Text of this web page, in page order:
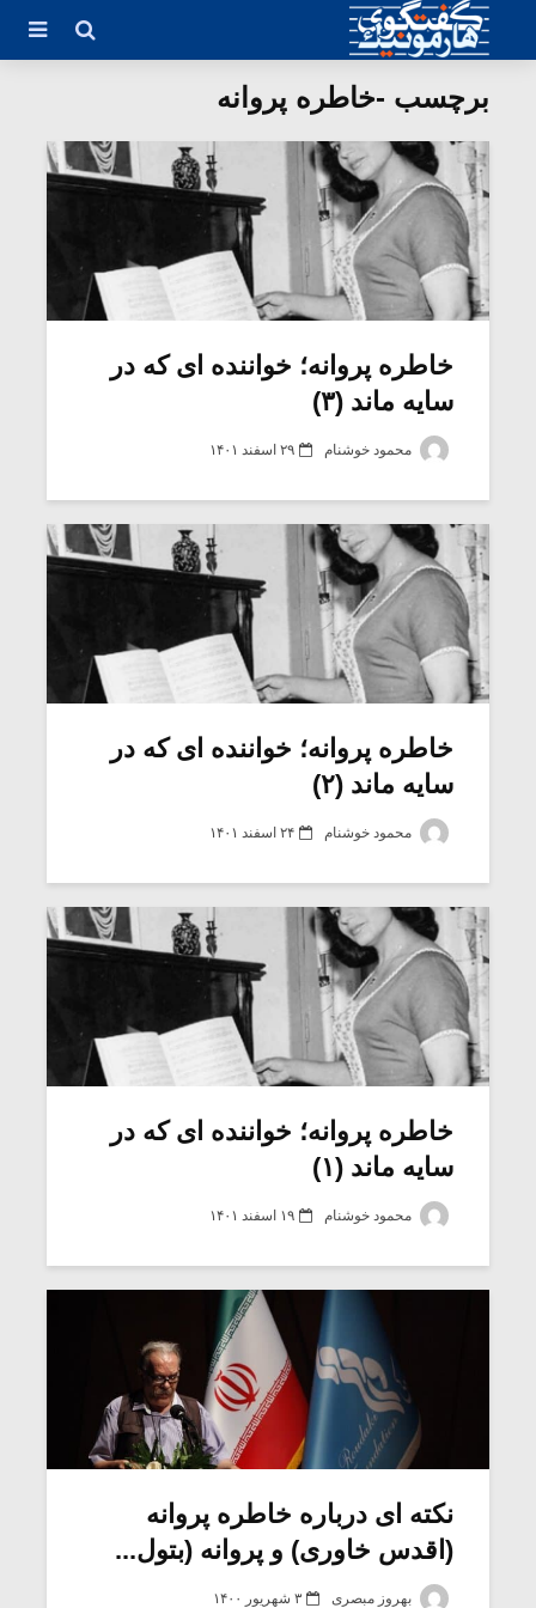
برچسب -خاطره پروانه
خاطره پروانه؛ خواننده ای که در
سایه ماند (۳)
محمود خوشنام ۲۹ اسفند ۱۴۰۱
خاطره پروانه؛ خواننده ای که در
سایه ماند (۲)
محمود خوشنام ۲۴ اسفند ۱۴۰۱
خاطره پروانه؛ خواننده ای که در
سایه ماند (۱)
محمود خوشنام ۱۹ اسفند ۱۴۰۱
نکته ای درباره خاطره پروانه
(اقدس خاوری) و پروانه (بتول...
بهروز مبصری ۳ شهریور ۱۴۰۰
میکلوش روژا
یادداشتی بر موسیقی